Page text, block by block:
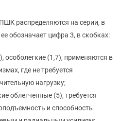
распределяются на серии, в
обозначает цифра 3, в скобках:
особолегкие (1,7), применяются в
где не требуется
нагрузку;
облегченные (5), требуется
и способность